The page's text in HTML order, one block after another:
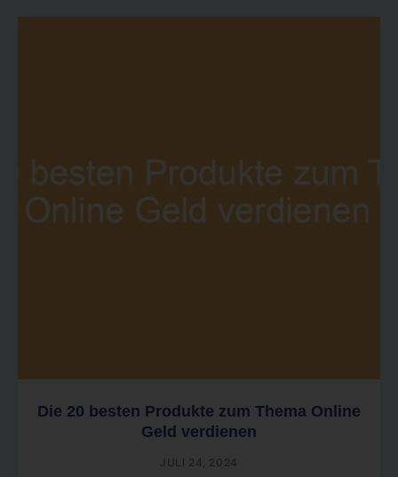
Die 20 besten Produkte zum Thema Online
Geld verdienen
JULI 24, 2024